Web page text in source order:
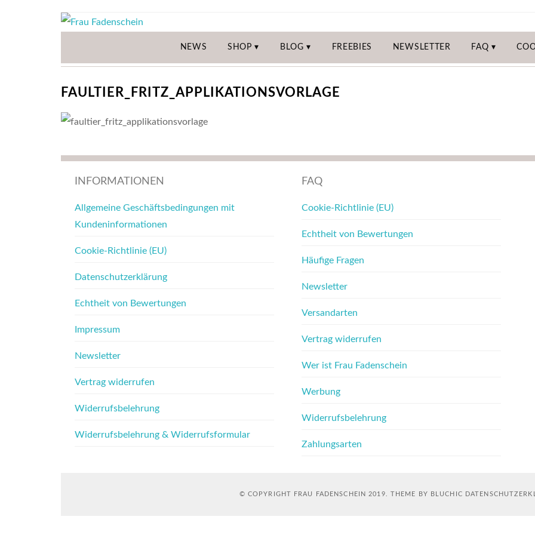
NEWS SHOP BLOG FREEBIES NEWSLETTER FAQ
FAULTIER_FRITZ_APPLIKATIONSVORLAGE
INFORMATIONEN
Allgemeine Geschäftsbedingungen mit
Kundeninformationen
Cookie-Richtlinie (EU)
Datenschutzerklärung
Echtheit von Bewertungen
Impressum
Newsletter
Vertrag widerrufen
Widerrufsbelehrung
Widerrufsbelehrung & Widerrufsformular
FAQ
Cookie-Richtlinie (EU)
Echtheit von Bewertungen
Häufige Fragen
Newsletter
Versandarten
Vertrag widerrufen
Wer ist Frau Fadenschein
Werbung
Widerrufsbelehrung
Zahlungsarten
© COPYRIGHT FRAU FADENSCHEIN 2019. THEME BY BLUCHIC